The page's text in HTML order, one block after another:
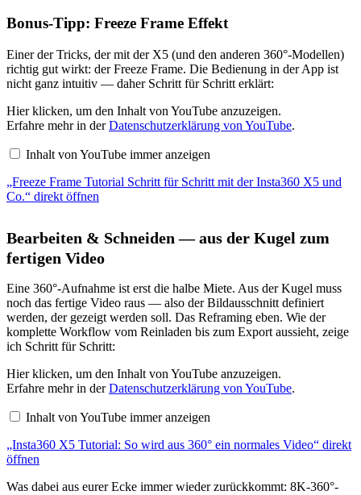
Bonus-Tipp: Freeze Frame Effekt
Einer der Tricks, der mit der X5 (und den anderen 360°-Modellen)
richtig gut wirkt: der Freeze Frame. Die Bedienung in der App ist
nicht ganz intuitiv — daher Schritt für Schritt erklärt:
„Freeze
Frame
Tutorial
für
mit
der
Insta360
Co.“
von
YouTube
Hier klicken, um den Inhalt von YouTube anzuzeigen.
Erfahre mehr in derDatenschutzerklärung von YouTube.
Inhalt von YouTube immer anzeigen
„Freeze Frame Tutorial Schritt für Schritt mit der Insta360 X5 und
Co.“ direkt öffnen
Bearbeiten & Schneiden — aus der Kugel zum
fertigen Video
Eine 360°-Aufnahme ist erst die halbe Miete. Aus der Kugel muss
noch das fertige Video raus — also der Bildausschnitt definiert
werden, der gezeigt werden soll. Das Reframing eben. Wie der
komplette Workflow vom Reinladen bis zum Export aussieht, zeige
ich Schritt für Schritt:
„Insta360
X5
Tutorial:
wird
360°
ein
normales
Video“
Hier klicken, um den Inhalt von YouTube anzuzeigen.
Erfahre mehr in derDatenschutzerklärung von YouTube.
Inhalt von YouTube immer anzeigen
„Insta360 X5 Tutorial: So wird aus 360° ein normales Video“ direkt
öffnen
Was dabei aus eurer Ecke immer wieder zurückkommt: 8K-360°-